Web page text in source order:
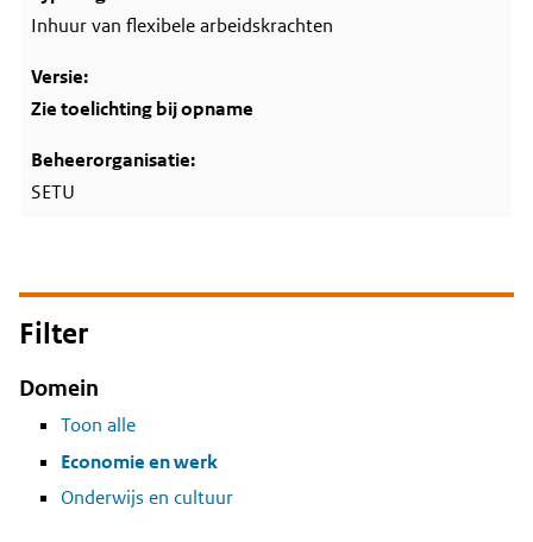
Inhuur van flexibele arbeidskrachten
Zie toelichting bij opname
SETU
Filter
Domein
Toon alle
Economie en werk
Onderwijs en cultuur